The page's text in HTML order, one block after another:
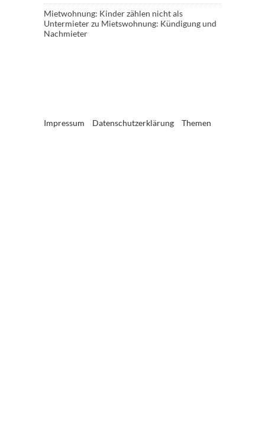
Mietwohnung: Kinder zählen nicht als
Untermieterzu Mietswohnung: Kündigung und
Nachmieter
Impressum Datenschutzerklärung Themen